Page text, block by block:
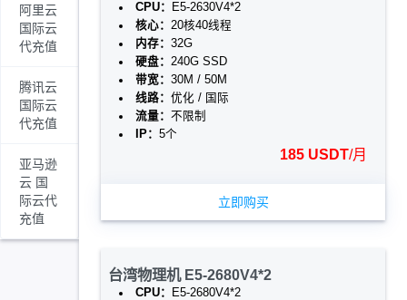
阿里云
国际云
代充值
腾讯云
国际云
代充值
亚马逊
云 国
际云代
充值
CPU：
E5-2630V4*2
核心： 20核40线程
内存： 32G
硬盘： 240G SSD
带宽： 30M / 50M
线路： 优化 / 国际
流量： 不限制
IP： 5个
185 USDT/月
立即购买
台湾物理机 E5-2680V4*2
CPU：
E5-2680V4*2